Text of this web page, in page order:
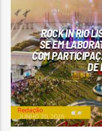
FAIXA ATUAL
TÍTULO
ARTISTA
ON FM
ROCK IN RIO
SE EM
COM
DE
Redação
JUNHO 20, 2026